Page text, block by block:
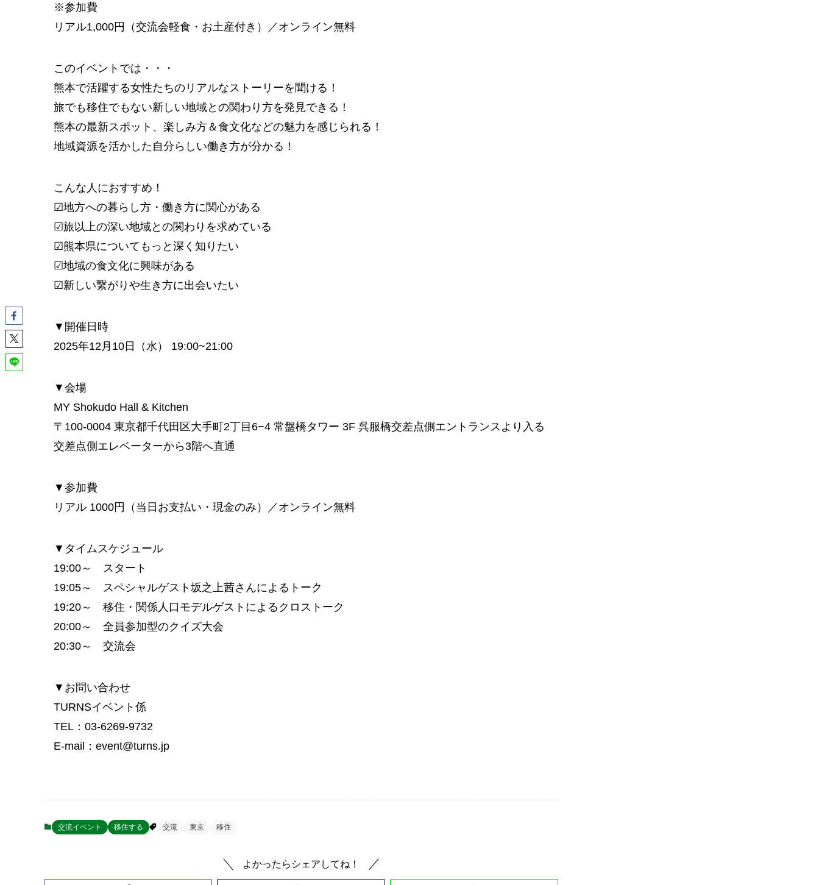
※参加費
リアル1,000円（交流会軽食・お土産付き）／オンライン無料
このイベントでは・・・
熊本で活躍する女性たちのリアルなストーリーを聞ける！
旅でも移住でもない新しい地域との関わり方を発見できる！
熊本の最新スポット、楽しみ方＆食文化などの魅力を感じられる！
地域資源を活かした自分らしい働き方が分かる！
こんな人におすすめ！
☑地方への暮らし方・働き方に関心がある
☑旅以上の深い地域との関わりを求めている
☑熊本県についてもっと深く知りたい
☑地域の食文化に興味がある
☑新しい繋がりや生き方に出会いたい
▼開催日時
2025年12月10日（水） 19:00~21:00
▼会場
MY Shokudo Hall & Kitchen
〒100-0004 東京都千代田区大手町2丁目6−4 常盤橋タワー 3F 呉服橋交差点側エントランスより入る
交差点側エレベーターから3階へ直通
▼参加費
リアル 1000円（当日お支払い・現金のみ）／オンライン無料
▼タイムスケジュール
19:00～ スタート
19:05～ スペシャルゲスト坂之上茜さんによるトーク
19:20～ 移住・関係人口モデルゲストによるクロストーク
20:00～ 全員参加型のクイズ大会
20:30～ 交流会
▼お問い合わせ
TURNSイベント係
TEL：03-6269-9732
E-mail：event@turns.jp
交流イベント 移住する 交流 東京 移住
よかったらシェアしてね！